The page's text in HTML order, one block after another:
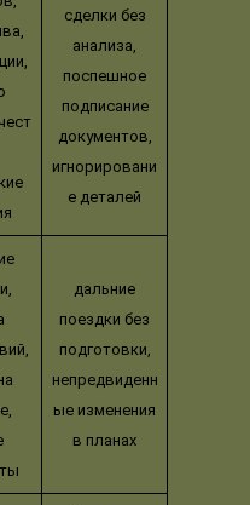
сделки без
анализа,
поспешное
подписание
документов,
игнорировани
е деталей
дальние
поездки без
подготовки,
непредвиденн
ые изменения
в планах